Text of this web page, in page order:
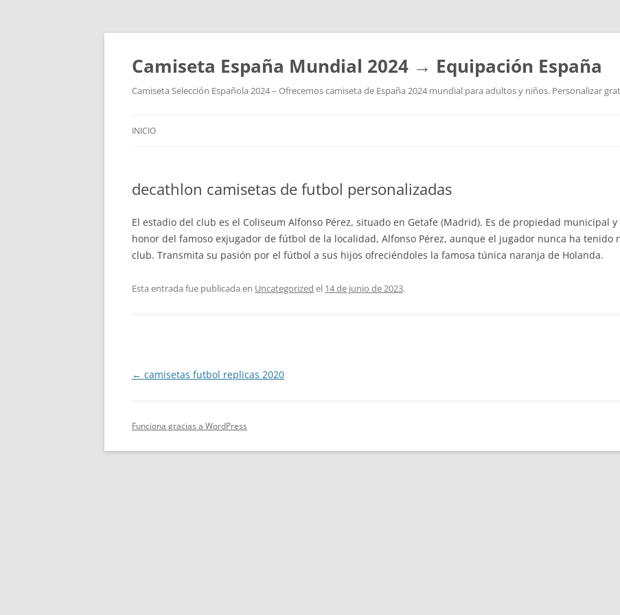
Camiseta España Mundial 2024 → Equipación España
Camiseta Selección Española 2024 – Ofrecemos camiseta de España 2024 mundial para adultos y niños. Personalizar
INICIO
decathlon camisetas de futbol personalizadas
El estadio del club es el Coliseum Alfonso Pérez, situado en Getafe (Madrid). Es de propiedad municipal
honor del famoso exjugador de fútbol de la localidad, Alfonso Pérez, aunque el jugador nunca ha tenido
club. Transmita su pasión por el fútbol a sus hijos ofreciéndoles la famosa túnica naranja de Holanda.
Esta entrada fue publicada en Uncategorized el 14 de junio de 2023.
Navegación
← camisetas futbol replicas 2020
Funciona gracias a WordPress